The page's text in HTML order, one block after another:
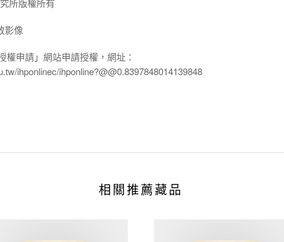
所版權所有
影像
權申請」網站申請授權，網址：
ihponlinec/ihponline?@@0.8397848014139848
相關推薦藏品